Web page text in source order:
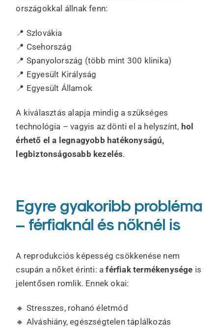
országokkal állnak fenn:
📍 Szlovákia
📍 Csehország
📍 Spanyolország (több mint 300 klinika)
📍 Egyesült Királyság
📍 Egyesült Államok
A kiválasztás alapja mindig a szükséges
technológia – vagyis az dönti el a helyszínt, hol
érhető el a legnagyobb hatékonyságú,
legbiztonságosabb kezelés.
Egyre gyakoribb probléma
– férfiaknál és nőknél is
A reprodukciós képesség csökkenése nem
csupán a nőket érinti: aférfiak termékenysége is
jelentősen romlik. Ennek okai:
🔸 Stresszes, rohanó életmód
🔸 Alváshiány, egészségtelen táplálkozás